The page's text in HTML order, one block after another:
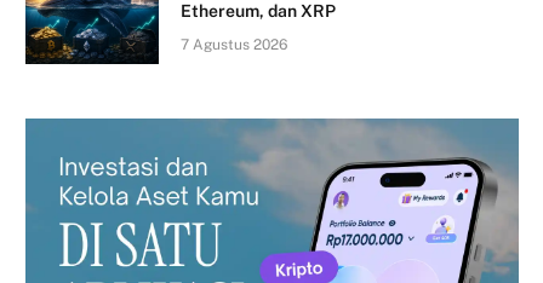
Ethereum, dan XRP
7 Agustus 2026